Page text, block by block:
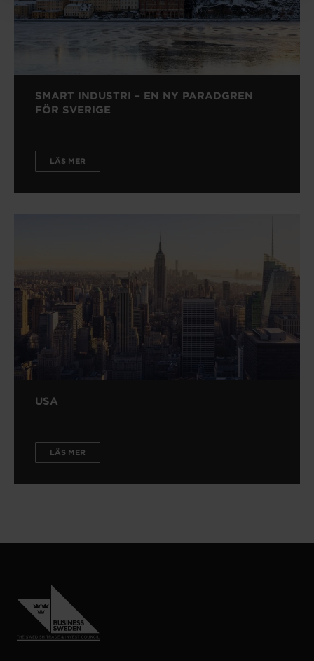
SMART INDUSTRI – EN NY PARADGREN
FÖR SVERIGE
LÄS MER
USA
LÄS MER